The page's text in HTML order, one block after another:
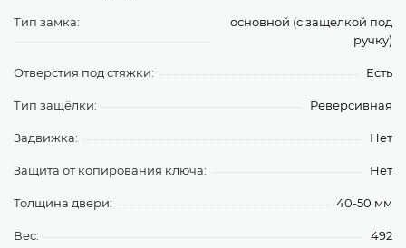
Тип замка:
основной (с защелкой под
ручку)
Отверстия под стяжки: Есть
Тип защёлки: Реверсивная
Задвижка: Нет
Защита от копирования ключа: Нет
Толщина двери: 40-50 мм
Вес: 492